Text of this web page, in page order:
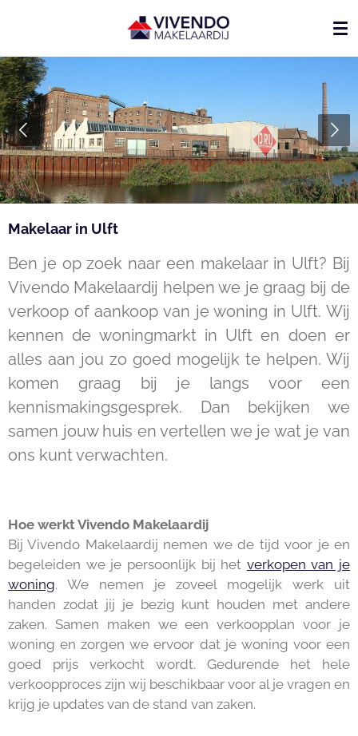
naar
de
hoofdinhoud
Makelaar in Ulft
Ben je op zoek naar een makelaar in Ulft? Bij
Vivendo Makelaardij helpen we je graag bij de
verkoop of aankoop van je woning in Ulft. Wij
kennen de woningmarkt in Ulft en doen er
alles aan jou zo goed mogelijk te helpen. Wij
komen graag bij je langs voor een
kennismakingsgesprek. Dan bekijken we
samen jouw huis en vertellen we je wat je van
ons kunt verwachten.
Hoe werkt Vivendo Makelaardij
Bij Vivendo Makelaardij nemen we de tijd voor je en
begeleiden we je persoonlijk bij het verkopen van je
woning. We nemen je zoveel mogelijk werk uit
handen zodat jij je bezig kunt houden met andere
zaken. Samen maken we een verkoopplan voor je
woning en zorgen we ervoor dat je woning voor een
goed prijs verkocht wordt. Gedurende het hele
verkoopproces zijn wij beschikbaar voor al je vragen en
krijg je updates van de stand van zaken.